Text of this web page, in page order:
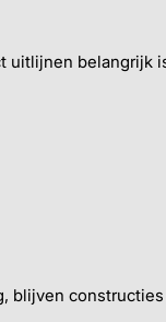
uitlijnen belangrijk
blijven